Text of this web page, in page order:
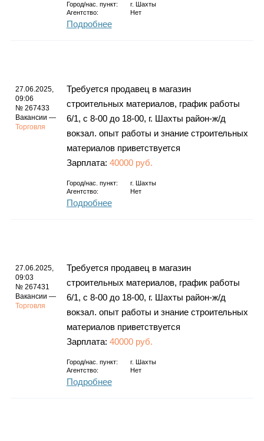
Город/нас. пункт: г.
Шахты
Агентство:
Нет
Подробнее
27.06.2025,
09:06
№ 267433
Вакансии —
Торговля
Требуется продавец в магазин
строительных материалов, график работы
6/1, с 8-00 до 18-00, г. Шахты район-ж/д
вокзал. опыт работы и знание строительных
материалов приветствуется
Зарплата: 40000 руб.
Город/нас. пункт: г.
Шахты
Агентство:
Нет
Подробнее
27.06.2025,
09:03
№ 267431
Вакансии —
Торговля
Требуется продавец в магазин
строительных материалов, график работы
6/1, с 8-00 до 18-00, г. Шахты район-ж/д
вокзал. опыт работы и знание строительных
материалов приветствуется
Зарплата: 40000 руб.
Город/нас. пункт: г.
Шахты
Агентство:
Нет
Подробнее